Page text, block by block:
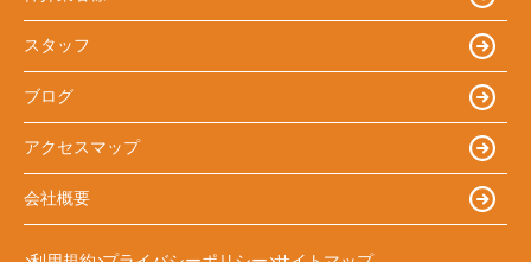
スタッフ
ブログ
アクセスマップ
会社概要